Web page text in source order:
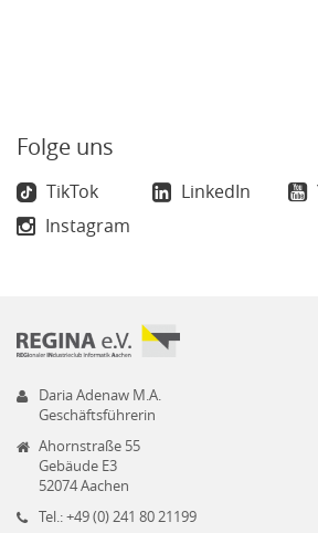
Folge uns
TikTok LinkedIn
Instagram
Daria Adenaw M.A.
Geschäftsführerin
Ahornstraße 55
Gebäude E3
52074 Aachen
Tel.: +49 (0) 241 80 21199